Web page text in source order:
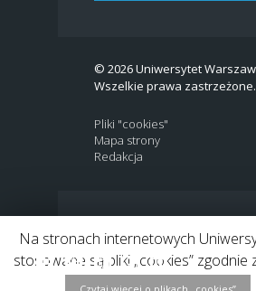
© 2026 Uniwersytet
Wszelkie prawa zastrzeżone.
Pliki "cookies"
Mapa strony
Redakcja
Link do profilu Facebook
Link to Twitter profile
Link do kanału
Link do profilu
Link do
Na stronach internetowych
stosowane są pliki „cookies” zgodnie